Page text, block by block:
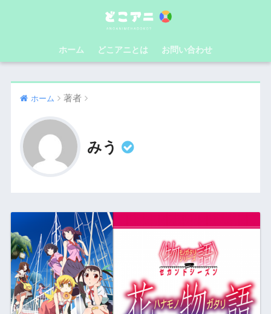
ホーム どこアニとは お問い合わせ
ホーム 著者
みう